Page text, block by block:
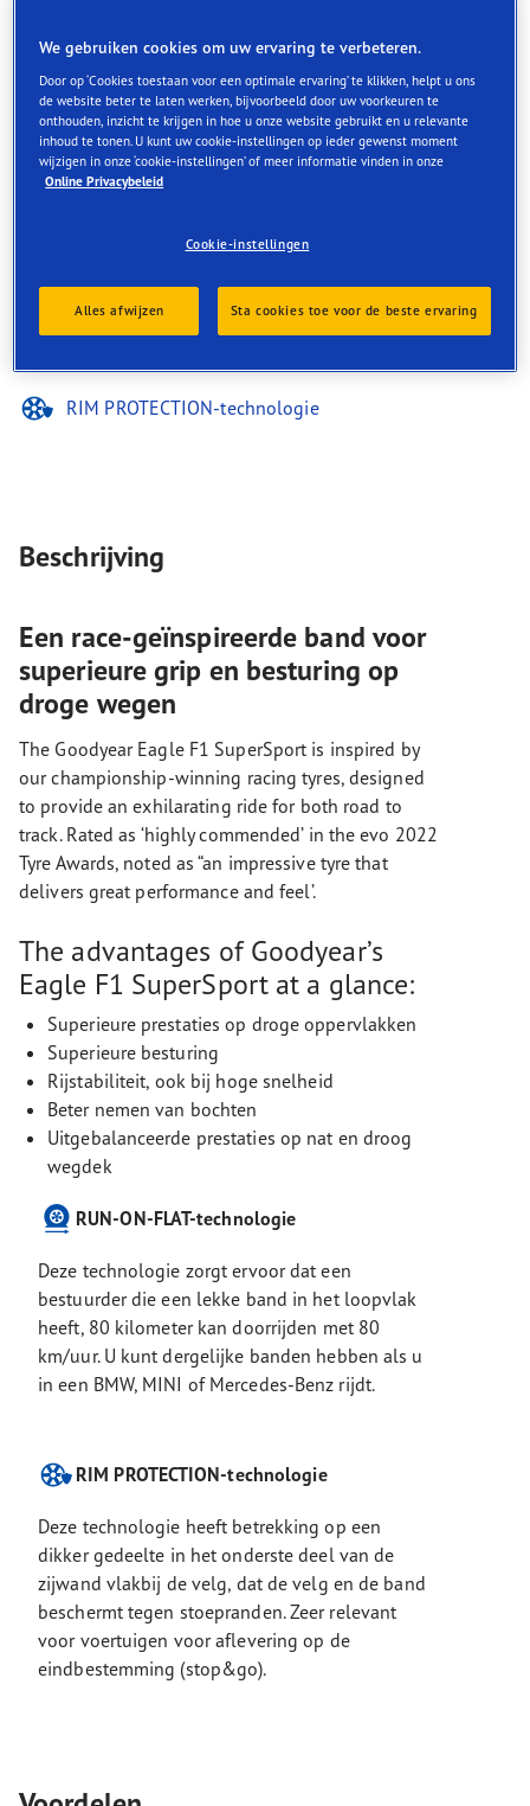
Een race-geïnspireerde band voor superieure grip en
besturing op droge wegen
Superieure prestaties op droge oppervlakken
Rijstabiliteit, ook bij hoge snelheid
Uitgebalanceerde prestaties op nat en droog wegdek
RIM PROTECTION-technologie
Beschrijving
Een race-geïnspireerde band voor
superieure grip en besturing op
droge wegen
The Goodyear Eagle F1 SuperSport is inspired by
our championship-winning racing tyres, designed
to provide an exhilarating ride for both road to
track. Rated as ‘highly commended’ in the evo 2022
Tyre Awards, noted as “an impressive tyre that
delivers great performance and feel’.
The advantages of Goodyear’s
Eagle F1 SuperSport at a glance:
Superieure prestaties op droge oppervlakken
Superieure besturing
Rijstabiliteit, ook bij hoge snelheid
Beter nemen van bochten
Uitgebalanceerde prestaties op nat en droog
wegdek
RUN-ON-FLAT-technologie
Deze technologie zorgt ervoor dat een
bestuurder die een lekke band in het loopvlak
heeft, 80 kilometer kan doorrijden met 80
km/uur. U kunt dergelijke banden hebben als u
in een BMW, MINI of Mercedes-Benz rijdt.
RIM PROTECTION-technologie
Deze technologie heeft betrekking op een
dikker gedeelte in het onderste deel van de
zijwand vlakbij de velg, dat de velg en de band
beschermt tegen stoepranden. Zeer relevant
voor voertuigen voor aflevering op de
eindbestemming (stop&go).
We gebruiken cookies om uw ervaring te verbeteren.
Door op ‘Cookies toestaan voor een optimale ervaring’ te klikken, helpt u ons
de website beter te laten werken, bijvoorbeeld door uw voorkeuren te
onthouden, inzicht te krijgen in hoe u onze website gebruikt en u relevante
inhoud te tonen. U kunt uw cookie-instellingen op ieder gewenst moment
wijzigen in onze ‘cookie-instellingen’ of meer informatie vinden in onze
Online Privacybeleid
Cookie-instellingen
Alles afwijzen Sta cookies toe voor de beste ervaring